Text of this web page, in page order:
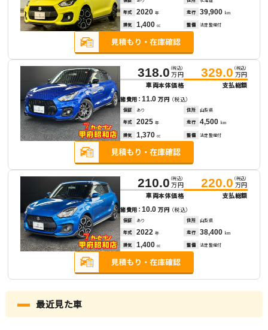
年式 2020 年 走行 39,900 km
排気 1,400 cc 整備 法定整備付
318.0 （税込）
万円
車両本体価格
329.0 （税込）
万円
支払総額
諸費用：11.0万円 （税込）
保証 あり 住所 山梨県
年式 2025 年 走行 4,500 km
排気 1,370 cc 整備 法定整備付
210.0 （税込）
万円
車両本体価格
220.0 （税込）
万円
支払総額
諸費用：10.0万円 （税込）
保証 あり 住所 山梨県
年式 2022 年 走行 38,400 km
排気 1,400 cc 整備 法定整備付
最近見た車